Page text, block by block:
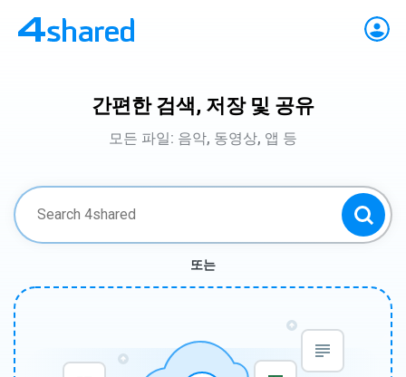
간편한 검색, 저장 및 공유
모든 파일: 음악, 동영상, 앱 등
또는